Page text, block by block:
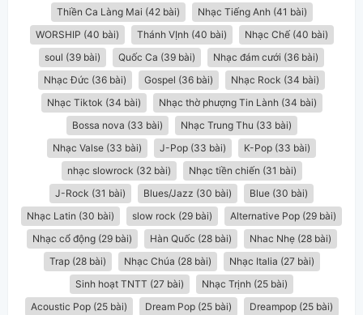
Thiền Ca Làng Mai (42 bài)
Nhạc Tiếng Anh (41 bài)
WORSHIP (40 bài)
Thánh VỊnh (40 bài)
Nhạc Chế (40 bài)
soul (39 bài)
Quốc Ca (39 bài)
Nhạc đám cưới (36 bài)
Nhạc Đức (36 bài)
Gospel (36 bài)
Nhạc Rock (34 bài)
Nhạc Tiktok (34 bài)
Nhạc thờ phượng Tin Lành (34 bài)
Bossa nova (33 bài)
Nhạc Trung Thu (33 bài)
Nhạc Valse (33 bài)
J-Pop (33 bài)
K-Pop (33 bài)
nhạc slowrock (32 bài)
Nhạc tiền chiến (31 bài)
J-Rock (31 bài)
Blues/Jazz (30 bài)
Blue (30 bài)
Nhạc Latin (30 bài)
slow rock (29 bài)
Alternative Pop (29 bài)
Nhạc cổ động (29 bài)
Hàn Quốc (28 bài)
Nhac Nhẹ (28 bài)
Trap (28 bài)
Nhạc Chúa (28 bài)
Nhạc Italia (27 bài)
Sinh hoạt TNTT (27 bài)
Nhạc Trịnh (25 bài)
Acoustic Pop (25 bài)
Dream Pop (25 bài)
Dreampop (25 bài)